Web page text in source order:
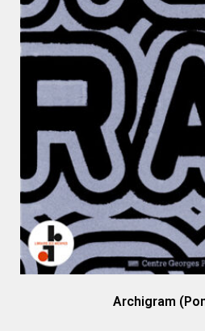
Archigram